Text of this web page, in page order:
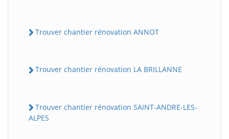
Trouver chantier rénovation ANNOT
Trouver chantier rénovation LA BRILLANNE
Trouver chantier rénovation SAINT-ANDRE-LES-
ALPES